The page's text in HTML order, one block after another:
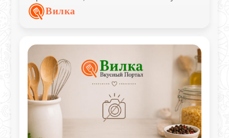
добавляет приятную свежесть.
Вилка